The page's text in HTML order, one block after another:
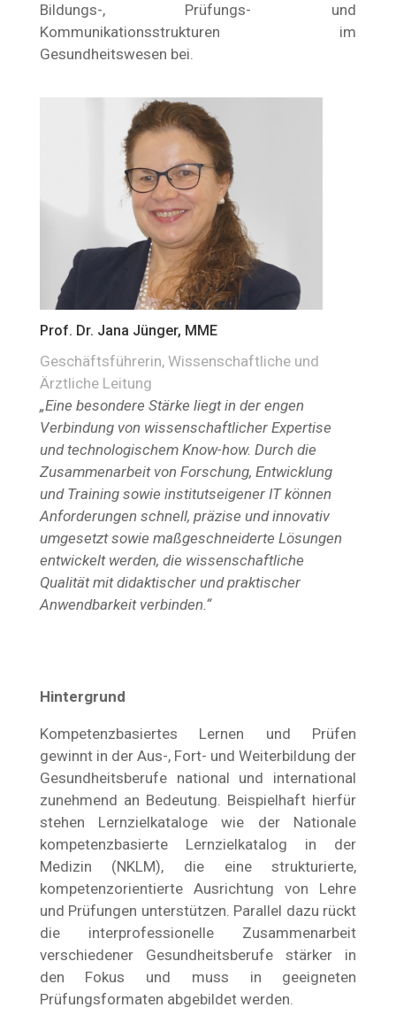
Bildungs-, Prüfungs- und
Kommunikationsstrukturen im
Gesundheitswesen bei.
Prof. Dr. Jana Jünger, MME
Geschäftsführerin, Wissenschaftliche und
Ärztliche Leitung
„Eine besondere Stärke liegt in der engen
Verbindung von wissenschaftlicher Expertise
und technologischem Know-how. Durch die
Zusammenarbeit von Forschung, Entwicklung
und Training sowie institutseigener IT können
Anforderungen schnell, präzise und innovativ
umgesetzt sowie maßgeschneiderte Lösungen
entwickelt werden, die wissenschaftliche
Qualität mit didaktischer und praktischer
Anwendbarkeit verbinden.“
Hintergrund
Kompetenzbasiertes Lernen und Prüfen
gewinnt in der Aus-, Fort- und Weiterbildung der
Gesundheitsberufe national und international
zunehmend an Bedeutung. Beispielhaft hierfür
stehen Lernzielkataloge wie der Nationale
kompetenzbasierte Lernzielkatalog in der
Medizin (NKLM), die eine strukturierte,
kompetenzorientierte Ausrichtung von Lehre
und Prüfungen unterstützen. Parallel dazu rückt
die interprofessionelle Zusammenarbeit
verschiedener Gesundheitsberufe stärker in
den Fokus und muss in geeigneten
Prüfungsformaten abgebildet werden.